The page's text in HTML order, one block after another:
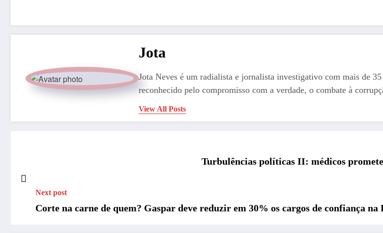
Jota
Jota Neves é um radialista e jornalista investigativo com mais de
reconhecido pelo compromisso com a verdade, o combate à
View All Posts
Turbulências políticas II: médicos
Next post
Corte na carne de quem? Gaspar deve reduzir em 30% os cargos de confiança